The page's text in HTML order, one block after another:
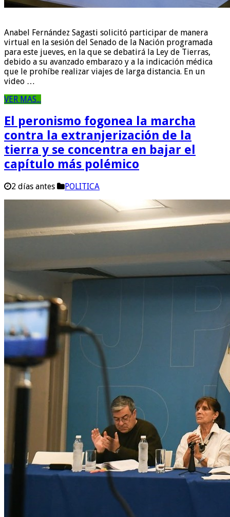
Anabel Fernández Sagasti solicitó participar de manera
virtual en la sesión del Senado de la Nación programada
para este jueves, en la que se debatirá la Ley de Tierras,
debido a su avanzado embarazo y a la indicación médica
que le prohíbe realizar viajes de larga distancia. En un
video …
VER MAS...
El peronismo fogonea la marcha
contra la extranjerización de la
tierra y se concentra en bajar el
capítulo más polémico
2 días antes POLITICA